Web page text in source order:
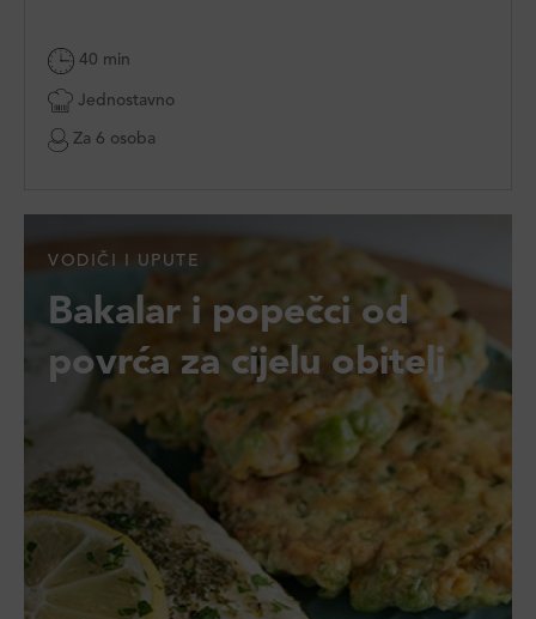
40 min
Jednostavno
Za 6 osoba
VODIČI I UPUTE
Bakalar i popečci od
povrća za cijelu obitelj